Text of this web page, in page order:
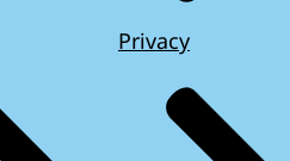
Privacy